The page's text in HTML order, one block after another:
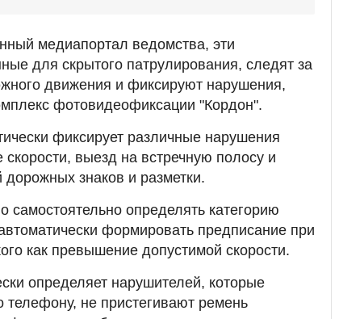
медиапортал ведомства, эти
для скрытого патрулирования, следят за
движения и фиксируют нарушения,
фотовидеофиксации "Кордон".
фиксирует различные нарушения
выезд на встречную полосу и
знаков и разметки.
самостоятельно определять категорию
формировать предписание при
как превышение допустимой скорости.
определяет нарушителей, которые
телефону, не пристегивают ремень